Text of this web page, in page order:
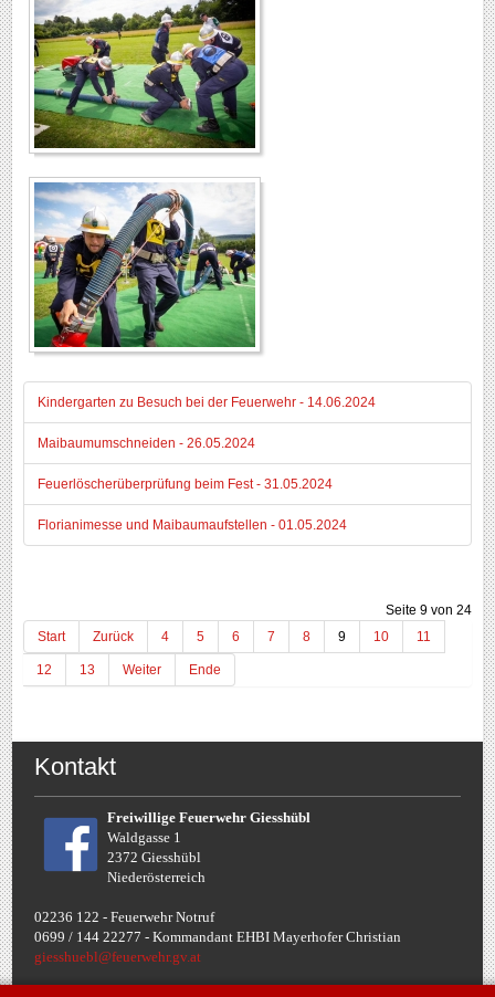
Kindergarten zu Besuch bei der Feuerwehr - 14.06.2024
Maibaumumschneiden - 26.05.2024
Feuerlöscherüberprüfung beim Fest - 31.05.2024
Florianimesse und Maibaumaufstellen - 01.05.2024
Seite 9 von 24
Start
Zurück 4 5 6 7 8 9 10 11
12 13 Weiter Ende
Kontakt
Freiwillige Feuerwehr Giesshübl
Waldgasse 1
2372 Giesshübl
Niederösterreich
02236 122 - Feuerwehr Notruf
0699 / 144 22277 - Kommandant EHBI Mayerhofer Christian
giesshuebl@feuerwehr.gv.at